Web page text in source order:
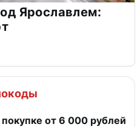
Ярославлем:
от 6 000 рублей